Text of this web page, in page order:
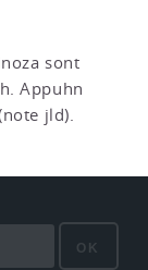
sont
Appuhn
jld).
OK